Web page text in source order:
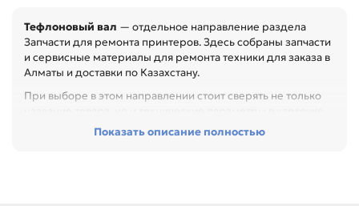
Тефлоновый вал — отдельное направление раздела
Запчасти для ремонта принтеров. Здесь собраны запчасти
и сервисные материалы для ремонта техники для заказа в
Алматы и доставки по Казахстану.
При выборе в этом направлении стоит сверять не только
Перед покупкой проверьте артикул, размер, материал,
Показать описание полностью